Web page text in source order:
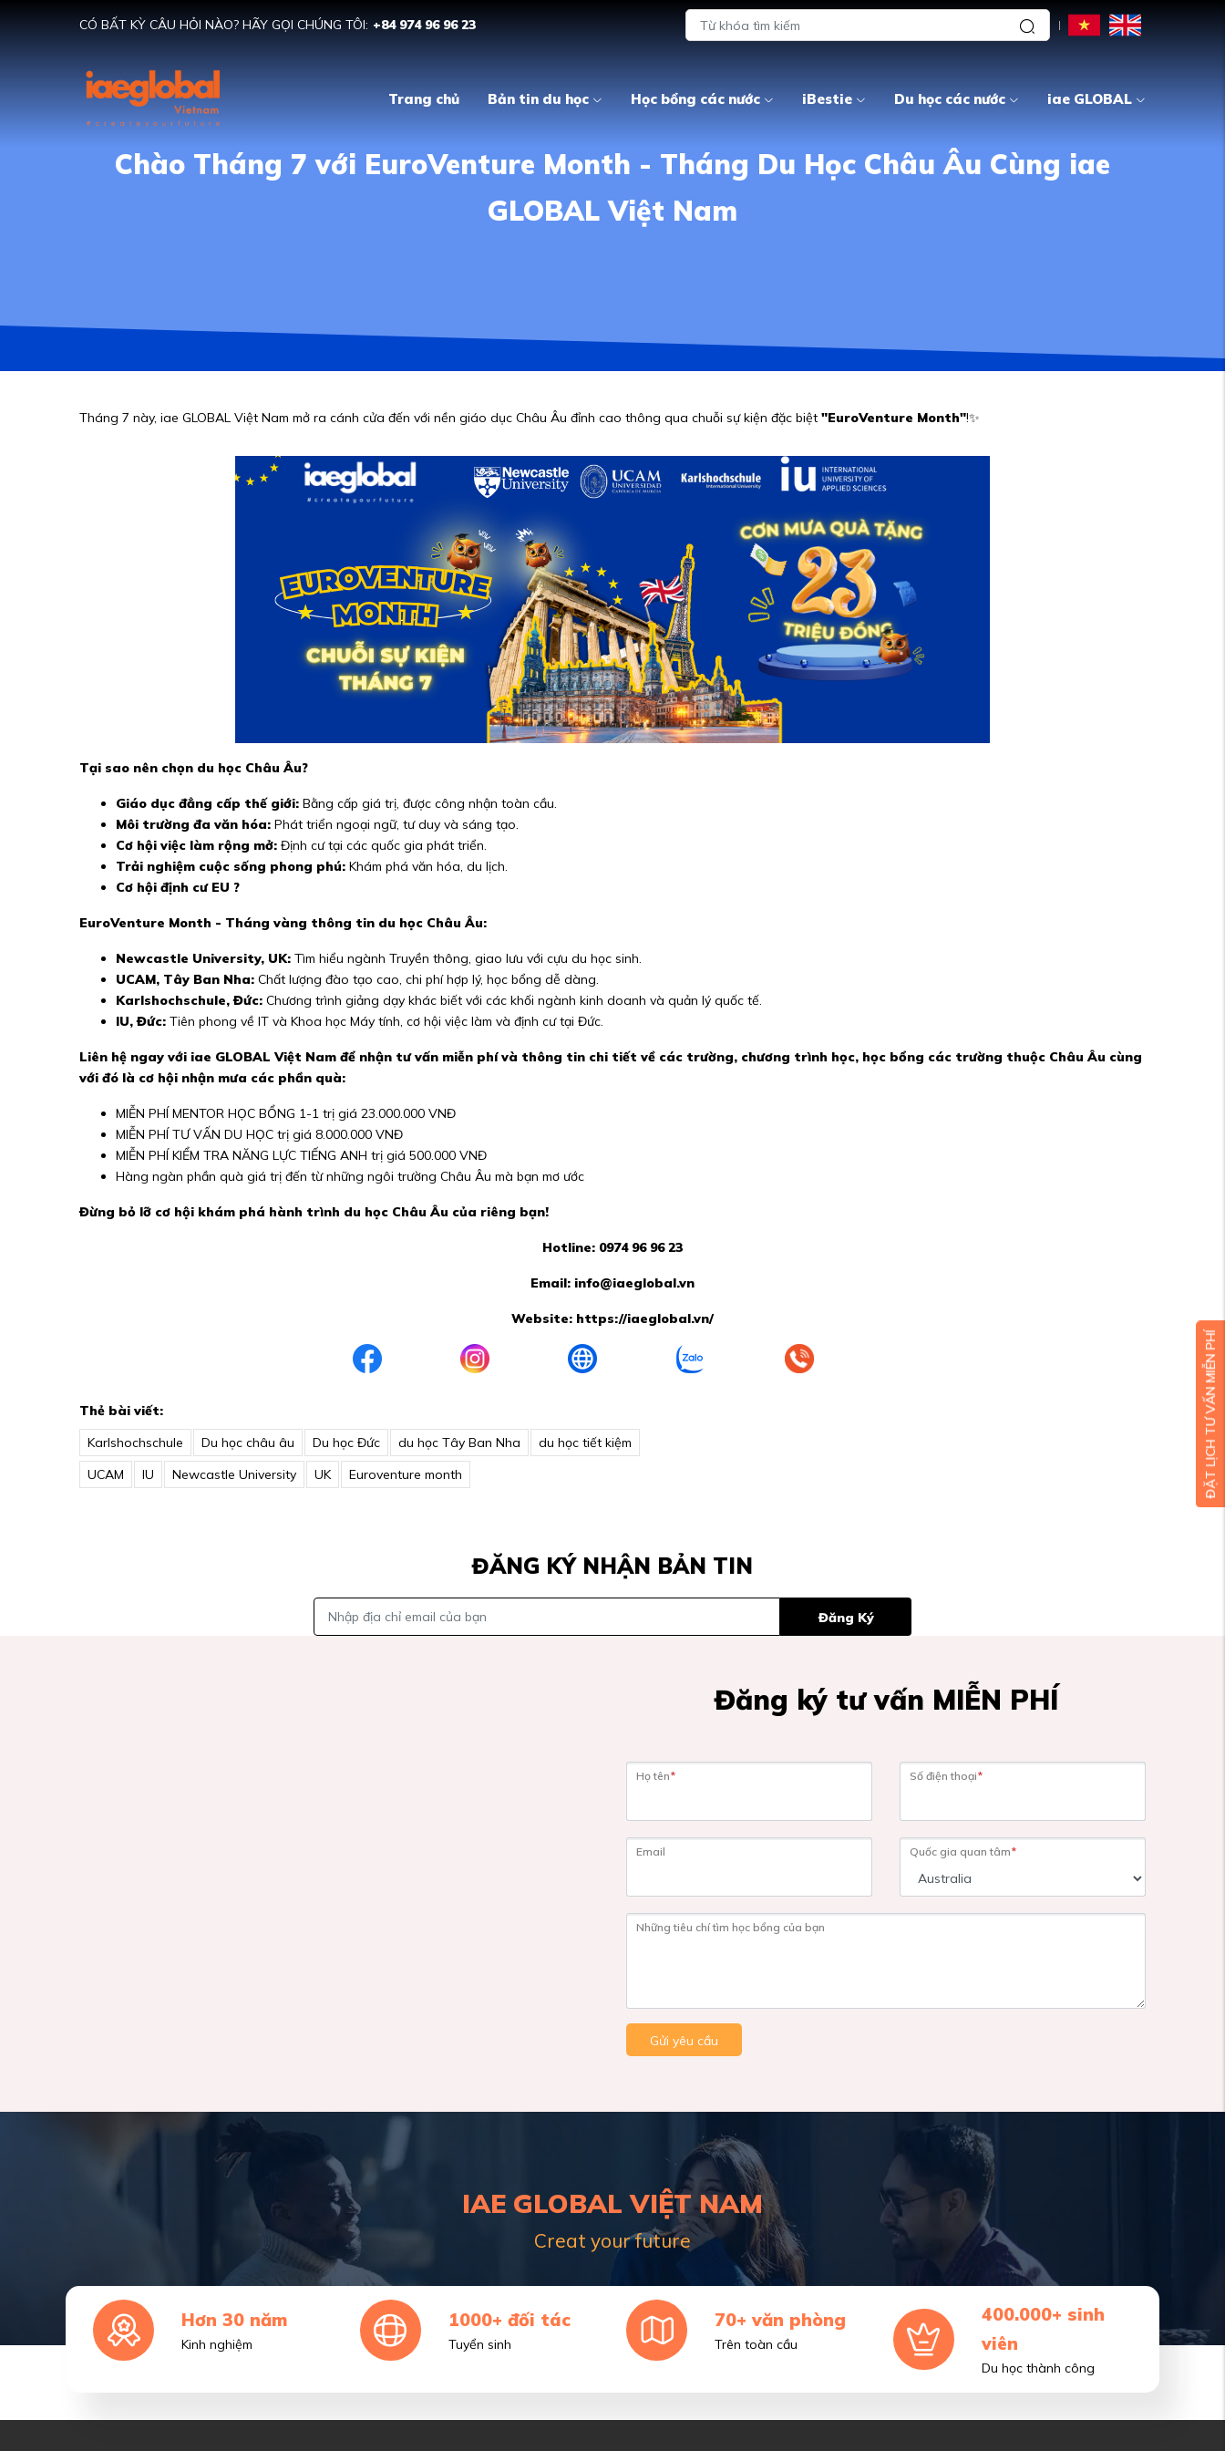
CÓ BẤT KỲ CÂU HỎI NÀO? HÃY GỌI CHÚNG TÔI: +84 974 96 96 23
Trang chủ Bản tin du học Học bổng các nước iBestie Du học các nước iae GLOBAL
Chào Tháng 7 với EuroVenture Month - Tháng Du Học Châu Âu Cùng iae
GLOBAL Việt Nam
Tháng 7 này, iae GLOBAL Việt Nam mở ra cánh cửa đến với nền giáo dục Châu Âu đỉnh cao thông qua chuỗi sự kiện đặc biệt "EuroVenture Month"!✨
Tại sao nên chọn du học Châu Âu?
Giáo dục đẳng cấp thế giới: Bằng cấp giá trị, được công nhận toàn cầu.
Môi trường đa văn hóa: Phát triển ngoại ngữ, tư duy và sáng tạo.
Cơ hội việc làm rộng mở: Định cư tại các quốc gia phát triển.
Trải nghiệm cuộc sống phong phú: Khám phá văn hóa, du lịch.
Cơ hội định cư EU ?
EuroVenture Month - Tháng vàng thông tin du học Châu Âu:
Newcastle University, UK: Tìm hiểu ngành Truyền thông, giao lưu với cựu du học sinh.
UCAM, Tây Ban Nha: Chất lượng đào tạo cao, chi phí hợp lý, học bổng dễ dàng.
Karlshochschule, Đức: Chương trình giảng dạy khác biết với các khối ngành kinh doanh và quản lý quốc tế.
IU, Đức: Tiên phong về IT và Khoa học Máy tính, cơ hội việc làm và định cư tại Đức.
Liên hệ ngay với iae GLOBAL Việt Nam để nhận tư vấn miễn phí và thông tin chi tiết về các trường, chương trình học, học bổng các trường thuộc Châu Âu cùng
với đó là cơ hội nhận mưa các phần quà:
MIỄN PHÍ MENTOR HỌC BỔNG 1-1 trị giá 23.000.000 VNĐ
MIỄN PHÍ TƯ VẤN DU HỌC trị giá 8.000.000 VNĐ
MIỄN PHÍ KIỂM TRA NĂNG LỰC TIẾNG ANH trị giá 500.000 VNĐ
Hàng ngàn phần quà giá trị đến từ những ngôi trường Châu Âu mà bạn mơ ước
Đừng bỏ lỡ cơ hội khám phá hành trình du học Châu Âu của riêng bạn!
Hotline: 0974 96 96 23
Email: info@iaeglobal.vn
Website: https://iaeglobal.vn/
Thẻ bài viết:
Karlshochschule
Du học châu âu Du học Đức du học Tây Ban Nha
du học tiết kiệm
UCAM
IU Newcastle University UK Euroventure month
ĐĂNG KÝ NHẬN BẢN TIN
Đăng Ký
Đăng ký tư vấn MIỄN PHÍ
Họ tên* Số điện thoại*
Email Quốc gia quan tâm*
Những tiêu chí tìm học bổng của bạn
Gửi yêu cầu
IAE GLOBAL VIỆT NAM
Creat your future
Hơn 30 năm
Kinh nghiệm
1000+ đối tác
Tuyển sinh
70+ văn phòng
Trên toàn cầu
400.000+ sinh
viên
Du học thành công
ĐẶT LỊCH TƯ VẤN MIỄN PHÍ